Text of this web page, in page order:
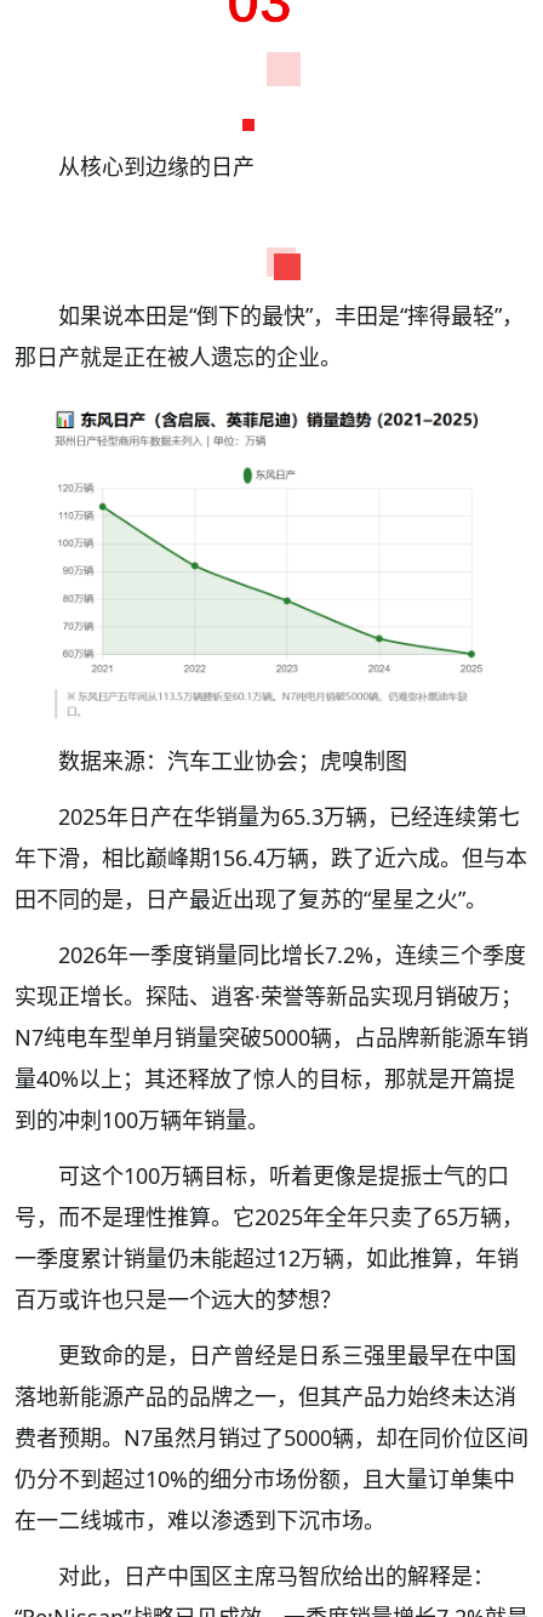
从核心到边缘的日产
如果说本田是“倒下的最快”，丰田是“摔得最轻”，
那日产就是正在被人遗忘的企业。
数据来源：汽车工业协会；虎嗅制图
2025年日产在华销量为65.3万辆，已经连续第七
年下滑，相比巅峰期156.4万辆，跌了近六成。但与本
田不同的是，日产最近出现了复苏的“星星之火”。
2026年一季度销量同比增长7.2%，连续三个季度
实现正增长。探陆、逍客·荣誉等新品实现月销破万；
N7纯电车型单月销量突破5000辆，占品牌新能源车销
量40%以上；其还释放了惊人的目标，那就是开篇提
到的冲刺100万辆年销量。
可这个100万辆目标，听着更像是提振士气的口
号，而不是理性推算。它2025年全年只卖了65万辆，
一季度累计销量仍未能超过12万辆，如此推算，年销
百万或许也只是一个远大的梦想？
更致命的是，日产曾经是日系三强里最早在中国
落地新能源产品的品牌之一，但其产品力始终未达消
费者预期。N7虽然月销过了5000辆，却在同价位区间
仍分不到超过10%的细分市场份额，且大量订单集中
在一二线城市，难以渗透到下沉市场。
对此，日产中国区主席马智欣给出的解释是：